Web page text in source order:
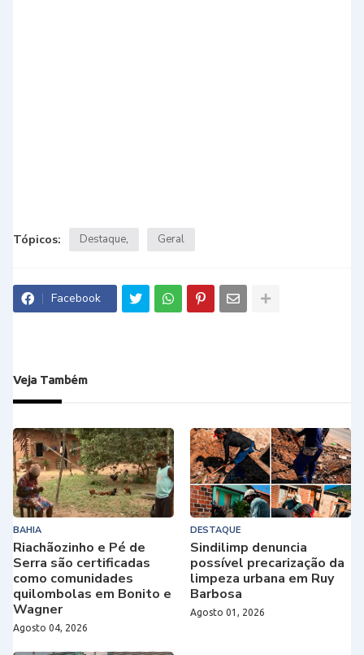
Tópicos: Destaque Geral
Facebook
Veja Também
BAHIA
Riachãozinho e Pé de
Serra são certificadas
como comunidades
quilombolas em Bonito e
Wagner
Agosto 04, 2026
DESTAQUE
Sindilimp denuncia
possível precarização da
limpeza urbana em Ruy
Barbosa
Agosto 01, 2026